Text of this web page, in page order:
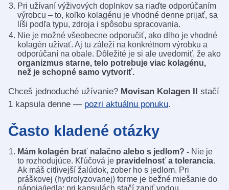
Pri užívaní výživových doplnkov sa riaďte odporúčaním
výrobcu – to, koľko kolagénu je vhodné denne prijať, sa
líši podľa typu, zdroja i spôsobu spracovania.
Nie je možné všeobecne odporučiť, ako dlho je vhodné
kolagén užívať. Aj tu záleží na konkrétnom výrobku a
odporúčaní na obale. Dôležité je si ale uvedomiť, že ako
organizmus starne, telo potrebuje viac kolagénu,
než je schopné samo vytvoriť.
Chceš jednoduché užívanie? Movisan Kolagen II
stačí
1 kapsula denne — pozri aktuálnu ponuku.
Často kladené otázky
Mám kolagén brať nalačno alebo s jedlom? - Nie je
to rozhodujúce. Kľúčová je pravidelnosť a tolerancia.
Ak máš citlivejší žalúdok, zober ho s jedlom. Pri
práškovej (hydrolyzovanej) forme je bežné miešanie do